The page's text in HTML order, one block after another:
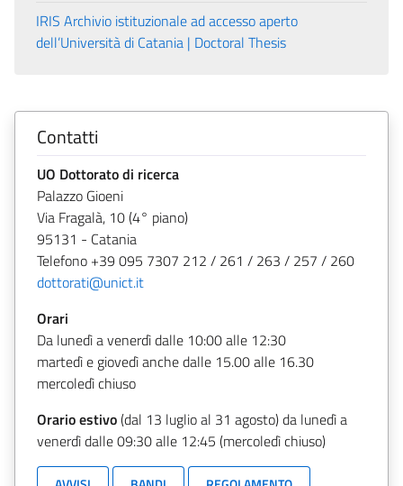
IRIS Archivio istituzionale ad accesso aperto
dell’Università di Catania | Doctoral Thesis
Contatti
UO Dottorato di ricerca
Palazzo Gioeni
Via Fragalà, 10 (4° piano)
95131 - Catania
Telefono +39 095 7307 212 / 261 / 263 / 257 / 260
dottorati@unict.it
Orari
Da lunedì a venerdì dalle 10:00 alle 12:30
martedì e giovedì anche dalle 15.00 alle 16.30
mercoledì chiuso
Orario estivo(dal 13 luglio al 31 agosto) da lunedì a
venerdì dalle 09:30 alle 12:45 (mercoledì chiuso)